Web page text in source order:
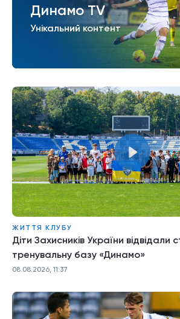
Динамо TV
Унікальний контент
ЖИТТЯ КЛУБУ
Діти Захисників України відвідали
тренувальну базу «Динамо»
08.08.2026, 11:37